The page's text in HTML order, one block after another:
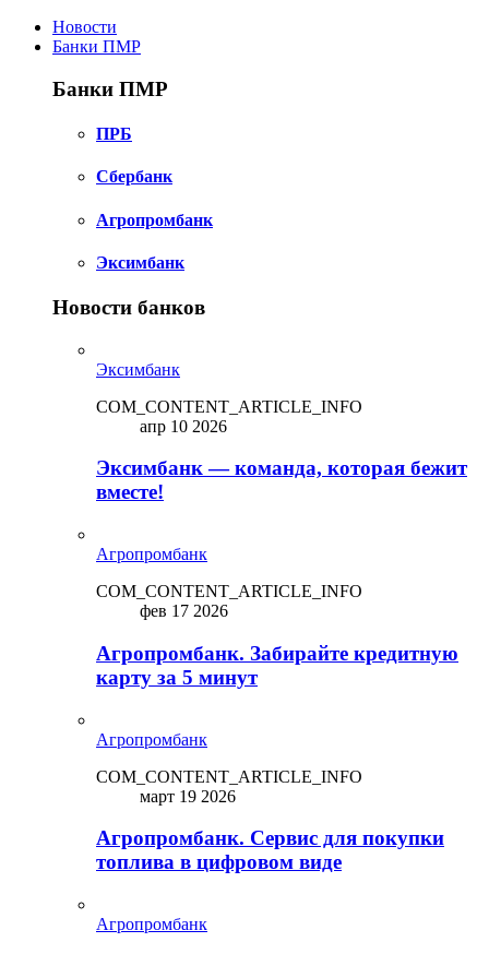
Новости
Банки ПМР
Банки ПМР
ПРБ
Сбербанк
Агропромбанк
Эксимбанк
Новости банков
Эксимбанк
COM_CONTENT_ARTICLE_INFO
апр 10 2026
Эксимбанк — команда, которая бежит
вместе!
Агропромбанк
COM_CONTENT_ARTICLE_INFO
фев 17 2026
Агропромбанк. Забирайте кредитную
карту за 5 минут
Агропромбанк
COM_CONTENT_ARTICLE_INFO
март 19 2026
Агропромбанк. Сервис для покупки
топлива в цифровом виде
Агропромбанк